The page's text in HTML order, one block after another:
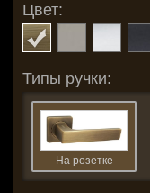
Цвет:
Типы ручки:
На розетке